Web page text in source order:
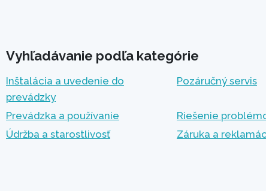
Vyhľadávanie podľa kategórie
Inštalácia a uvedenie do
prevádzky
Pozáručný servis
Prevádzka a používanie
Riešenie
Údržba a starostlivosť
Záruka a